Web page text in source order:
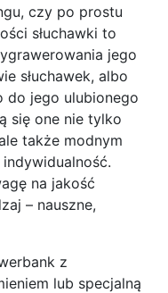
czy po prostu
słuchawki to
jego
słuchawek, albo
do jego ulubionego
się one nie tylko
także modnym
na jakość
– nauszne,
z
lub specjalną